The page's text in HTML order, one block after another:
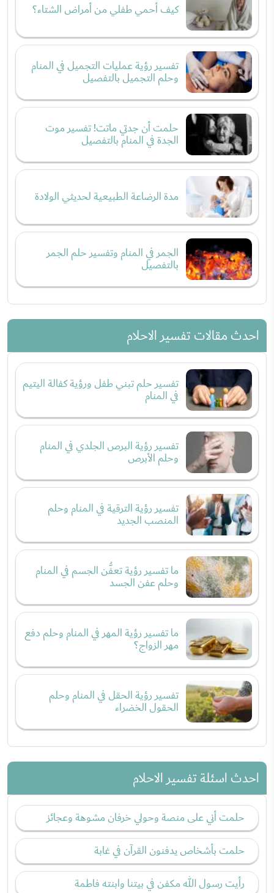
كيف أحمي طفلي من أمراض الشتاء؟
تفسير رؤية عمليات التجميل في المنام
وحلم التجميل بالتفصيل
حلمت أن جدتي ماتت! تفسير موت
الجدة في المنام بالتفصيل
مدة الرضاعة الطبيعية لحديثي الولادة
الجمر في المنام وتفسير حلم الجمر
بالتفصيل
احدث مقالات تفسير الاحلام
تفسير حلم تبني طفل ورؤية كفالة اليتيم
في المنام
تفسير رؤية البرص الجلدي في المنام
وحلم الأبرص
تفسير رؤية الترقية في المنام وحلم
المنصب الجديد
ما تفسير رؤية تعفُّن الجسم في المنام
وحلم عفن الجسد
ما تفسير رؤية المهر في المنام وحلم دفع
مهر الزواج؟
تفسير رؤية الحقل في المنام وحلم
الحقول الخضراء
احدث اسئلة تفسير الاحلام
حلمت أني على منصة وحولي خرفان مشوهة وعجائز
حلمت بأشخاص يدفنون القرآن في غابة
رأيت رسول الله مكفن في بيتنا وابنته فاطمة